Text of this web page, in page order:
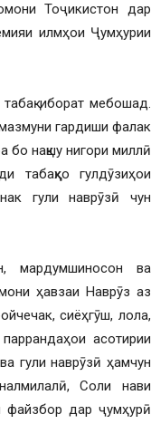
Тоҷикистон дар
илмҳои Ҷумҳурии
иборат мебошад.
гардиши фалак
нақшу нигори миллӣ
табақҳо гулдӯзиҳои
гули наврӯзӣ чун
мардумшиносон ва
ҳавзаи Наврӯз аз
сиёҳгӯш, лола,
асотирии
гули наврӯзӣ ҳамчун
Соли нави
дар ҷумҳурӣ